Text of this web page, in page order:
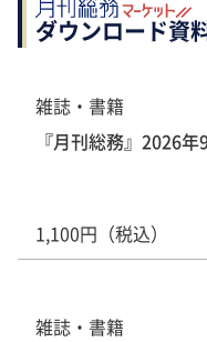
ダウンロード資
雑誌・書籍
『月刊総務』2026年
1,100円（税込）
雑誌・書籍